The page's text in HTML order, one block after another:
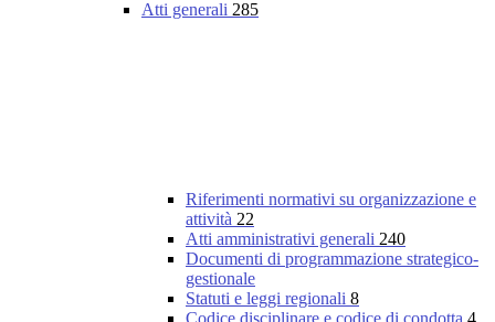
Atti generali 285
Riferimenti normativi su organizzazione e
attività 22
Atti amministrativi generali 240
Documenti di programmazione strategico-
gestionale
Statuti e leggi regionali 8